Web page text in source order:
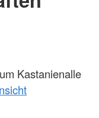
Kastanienalle